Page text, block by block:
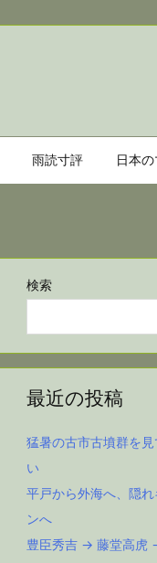
雨読寸評 日本
検索
最近の投稿
猛暑の古市古墳群を
い
平戸から外海へ、隠
ンへ
豊臣秀吉 → 藤堂高虎